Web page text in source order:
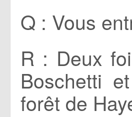
Q : Vous
R : Deux
Boschetti
forêt de